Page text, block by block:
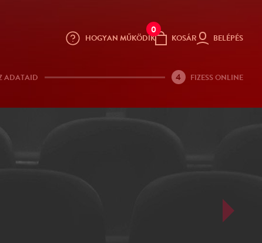
HOGYAN MŰKÖDIK
0
KOSÁR BELÉPÉS
ADATAID 4 FIZESS ONLINE